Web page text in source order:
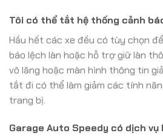
Tôi có thể tắt hệ thống cảnh
Hầu hết các xe đều có tùy chọn
báo lệch làn hoặc hỗ trợ giữ làn
vô lăng hoặc màn hình thông tin
tắt đi có thể làm giảm các tính
trang bị.
Garage Auto Speedy có dịch vụ